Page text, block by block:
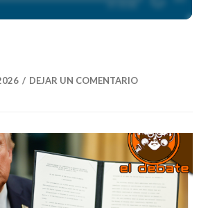
fuego y el dinero – Economía
DEJAR UN COMENTARIO